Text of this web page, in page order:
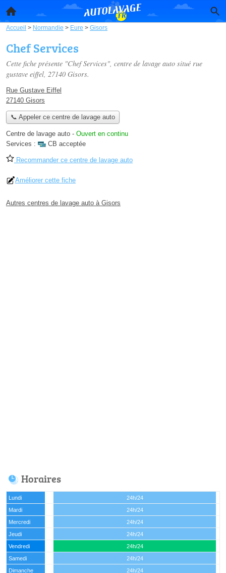
Accueil > Normandie > Eure > Gisors
Chef Services
Cette fiche présente "Chef Services", centre de lavage auto situé rue
gustave eiffel, 27140 Gisors.
Rue Gustave Eiffel
27140 Gisors
📞 Appeler ce centre de lavage auto
Centre de lavage auto - Ouvert en continu
Services :
CB acceptée
Recommander ce centre de lavage auto
Améliorer cette fiche
Autres centres de lavage auto à Gisors
Horaires
Lundi
24h/24
Mardi
24h/24
Mercredi
24h/24
Jeudi
24h/24
Vendredi
24h/24
Samedi
24h/24
Dimanche
24h/24